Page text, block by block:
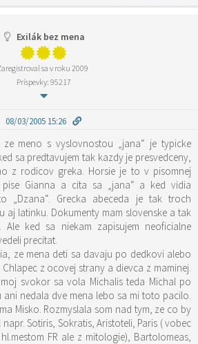
Exilák bez mena
sa v roku 2009
Príspevky: 95217
08/03/2005 15:26
meno s vyslovnostou „jana“ je typicke
sa predtavujem tak kazdy je presvedceny,
z rodicov greka. Horsie je to v pisomnej
Gianna a cita sa „jana“ a ked vidia
„Dzana“. Grecka abeceda je tak troch
aj latinku. Dokumenty mam slovenske a tak
Ale ked sa niekam zapisujem neoficialne
precitat.
ze mena deti sa davaju po dedkovi alebo
z ocovej strany a dievca z maminej.
svokor sa vola Michalis teda Michal po
ani nedala dve mena lebo sa mi toto pacilo.
Misko. Rozmyslala som nad tym, ze co by
Sotiris, Sokratis, Aristoteli, Paris ( vobec
FR ale z mitologie), Bartolomeas,